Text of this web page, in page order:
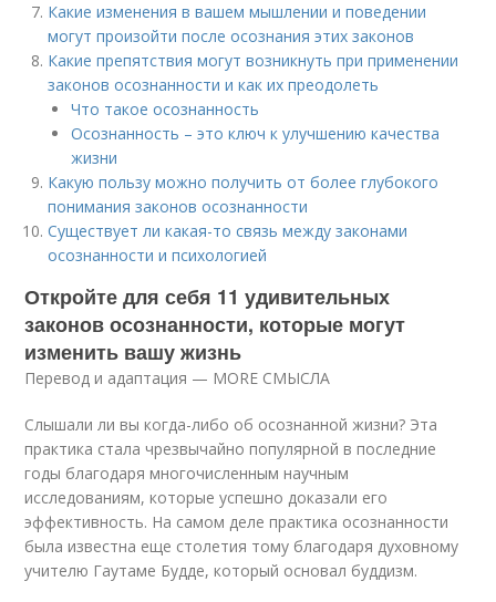
Какие изменения в вашем мышлении и поведении
могут произойти после осознания этих законов
Какие препятствия могут возникнуть при применении
законов осознанности и как их преодолеть
Что такое осознанность
Осознанность – это ключ к улучшению качества
жизни
Какую пользу можно получить от более глубокого
понимания законов осознанности
Существует ли какая-то связь между законами
осознанности и психологией
Откройте для себя 11 удивительных
законов осознанности, которые могут
изменить вашу жизнь
Перевод и адаптация — MORE СМЫСЛА
Слышали ли вы когда-либо об осознанной жизни? Эта
практика стала чрезвычайно популярной в последние
годы благодаря многочисленным научным
исследованиям, которые успешно доказали его
эффективность. На самом деле практика осознанности
была известна еще столетия тому благодаря духовному
учителю Гаутаме Будде, который основал буддизм.